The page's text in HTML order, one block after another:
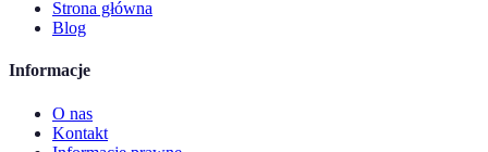
Strona główna
Blog
Informacje
O nas
Kontakt